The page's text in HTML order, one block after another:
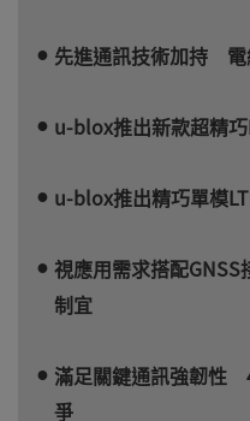
先進通訊技術加持 電
u-blox推出新款超精
u-blox推出精巧單模
視應用需求搭配
制宜
滿足關鍵通訊強韌性
爭